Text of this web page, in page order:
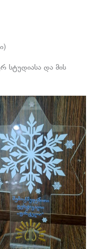
სტუდიასა და მის